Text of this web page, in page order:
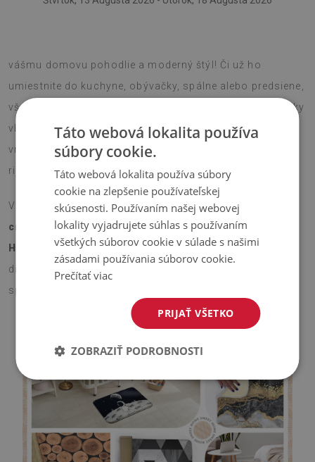
vášmu domovu pohodlie a moderný štýl! Či už ho
umiestnite do kuchyne, obývačky, spálne alebo predsiene,
všade prinesie dekoratívny šmrnc a štýlový vzhľad. Krátky
vlas je príjemný na dotyk a protišmyková silikónová
vrstva na spodnej strane zaručí bezpečné použitie bez
rizika pošmyknutia.
Vyberte si veľkosť, ktorá vám najlepšie vyhovuje –
cm alebo 90x60 cm– a nechajte tentokoberček s
Hrdza na koverozžiariť váš priestor. Vďaka modernému
dizajnu a dekoratívnemu vzoru je koberec ideálnym
spôsobom, ako jednoducho a efektívne oživiť interiér.
Táto webová lokalita používa
súbory cookie.
Táto webová lokalita používa súbory
cookie na zlepšenie používateľskej
skúsenosti. Používaním našej webovej
lokality vyjadrujete súhlas s používaním
všetkých súborov cookie v súlade s našimi
zásadami používania súborov cookie.
Prečítať viac
PRIJAŤ VŠETKO
ZOBRAZIŤ PODROBNOSTI